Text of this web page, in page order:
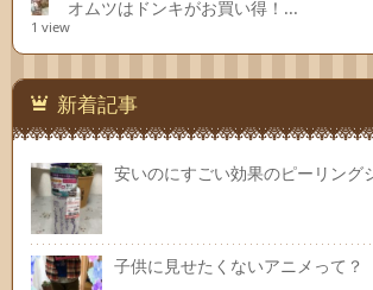
オムツはドンキがお買い得！...
1 view
新着記事
安いのにすごい効果のピーリング
子供に見せたくないアニメって？